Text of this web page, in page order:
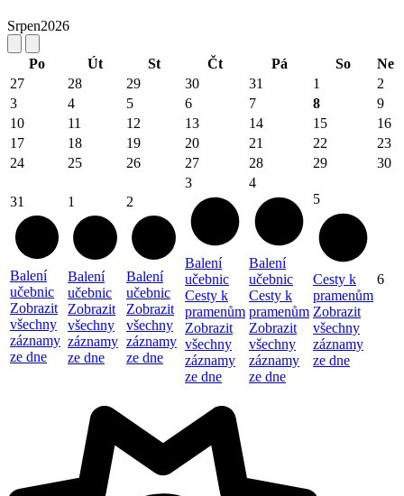
Srpen2026
Po Út St Čt Pá So
Ne
27
28 29 30 31 1
2
3
4 5 6 7 8
9
10
11 12 13 14 15
16
17
18 19 20 21 22
23
24
25 26 27 28 29 30
31
Balení
učebnic
Zobrazit
všechny
záznamy
ze dne
1
Balení
učebnic
Zobrazit
všechny
záznamy
ze dne
2
Balení
učebnic
Zobrazit
všechny
záznamy
ze dne
3
Balení
učebnic
Cesty k
pramenům
Zobrazit
všechny
záznamy
ze dne
4
Balení
učebnic
Cesty k
pramenům
Zobrazit
všechny
záznamy
ze dne
5
Cesty k
pramenům
Zobrazit
všechny
záznamy
ze dne
6